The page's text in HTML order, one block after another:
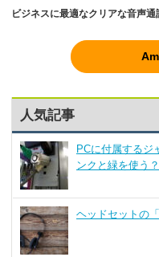
ビジネスに最適なクリアな音声
人気記事
PCに付属するジ
ンクと緑を使う？
ヘッドセットの